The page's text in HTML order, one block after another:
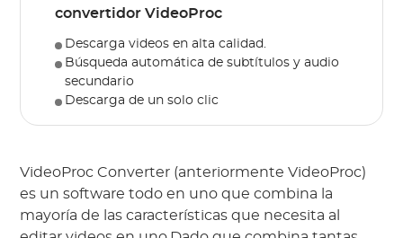
convertidor VideoProc
Descarga videos en alta calidad.
Búsqueda automática de subtítulos y audio
secundario
Descarga de un solo clic
VideoProc Converter (anteriormente VideoProc)
es un software todo en uno que combina la
mayoría de las características que necesita al